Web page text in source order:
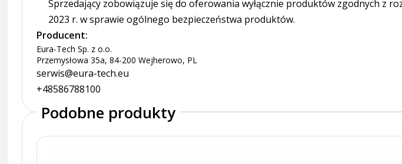
Sprzedający zobowiązuje się do oferowania wyłącznie produktów zgodnych z
2023 r. w sprawie ogólnego bezpieczeństwa produktów.
Producent:
Eura-Tech Sp. z o.o.
Przemysłowa 35a, 84-200 Wejherowo, PL
serwis@eura-tech.eu
+48586788100
Podobne produkty